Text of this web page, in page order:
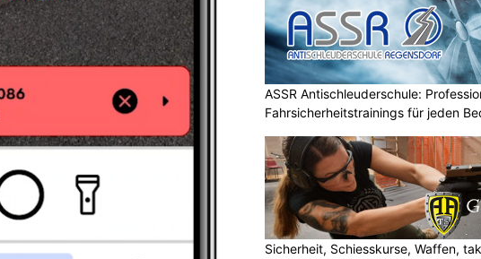
ASSR Antischleuderschule:
Fahrsicherheitstrainings für jeden
Sicherheit, Schiesskurse, Waffen,